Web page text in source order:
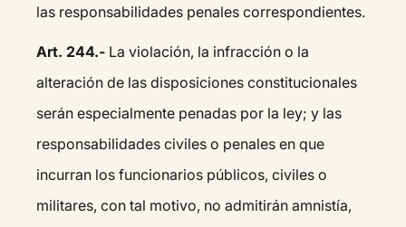
las responsabilidades penales correspondientes.
Art. 244.- La violación, la infracción o la
alteración de las disposiciones constitucionales
serán especialmente penadas por la ley; y las
responsabilidades civiles o penales en que
incurran los funcionarios públicos, civiles o
militares, con tal motivo, no admitirán amnistía,